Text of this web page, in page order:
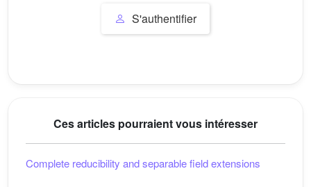
S'authentifier
Ces articles pourraient vous intéresser
Complete reducibility and separable field extensions